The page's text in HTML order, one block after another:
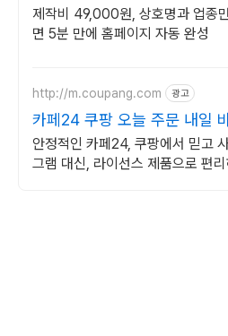
제작비 49,000원, 상호명과 업종
면 5분 만에 홈페이지 자동 완성
http://m.coupang.com 광고
카페24 쿠팡 오늘 주문 내일
안정적인 카페24, 쿠팡에서 믿고
그램 대신, 라이선스 제품으로 편